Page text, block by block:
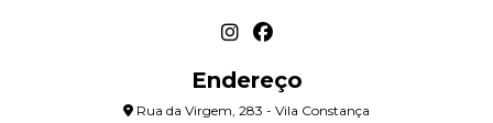
Endereço
Rua da Virgem, 283 - Vila Constança